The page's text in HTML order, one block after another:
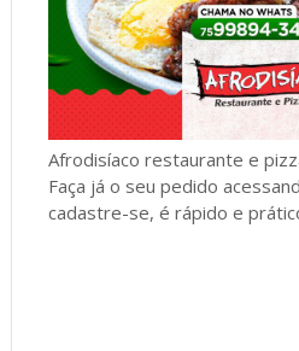
Afrodisíaco restaurante e
Faça já o seu pedido
cadastre-se, é rápido e